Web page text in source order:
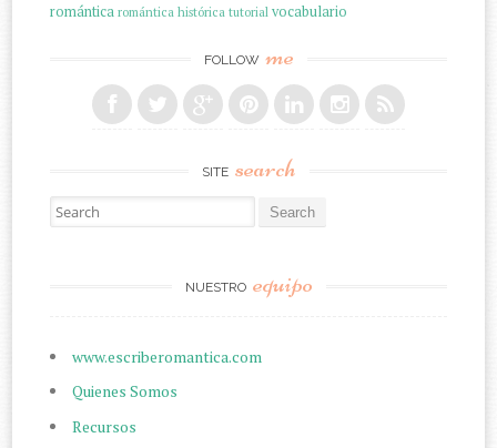
romántica romántica histórica tutorial vocabulario
FOLLOW me
SITE search
Search for:
NUESTRO equipo
www.escriberomantica.com
Quienes Somos
Recursos